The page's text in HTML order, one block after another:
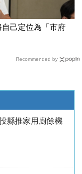
己定位為「市府
Recommended by
縣推家用廚餘機